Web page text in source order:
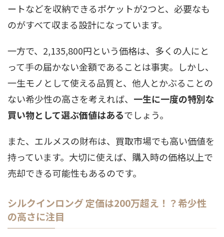
ートなどを収納できるポケットが2つと、必要なも
のがすべて収まる設計になっています。
一方で、2,135,800円という価格は、多くの人にと
って手の届かない金額であることは事実。しかし、
一生モノとして使える品質と、他人とかぶることの
ない希少性の高さを考えれば、 一生に一度の特別な
買い物として選ぶ価値はあるでしょう。
また、エルメスの財布は、買取市場でも高い価値を
持っています。大切に使えば、購入時の価格以上で
売却できる可能性もあるのです。
シルクインロング 定価は200万超え！？希少性
の高さに注目